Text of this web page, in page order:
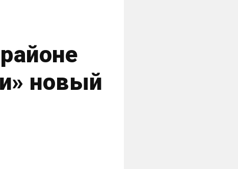
новый